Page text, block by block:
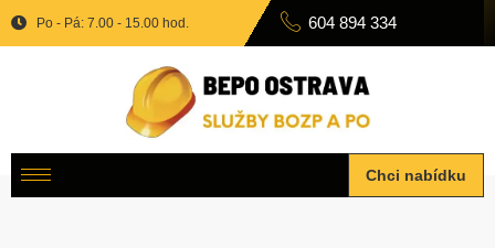
Po - Pá: 7.00 - 15.00 hod. 604 894 334
Chci nabídku